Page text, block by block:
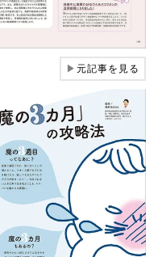
▶元記事を見る